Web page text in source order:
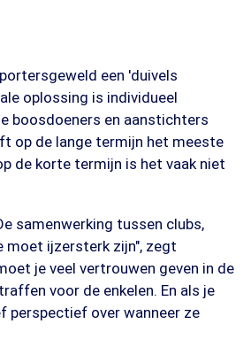
een 'duivels
oplossing is individueel
boosdoeners en aanstichters
op de lange termijn het meeste
de korte termijn is het vaak niet
samenwerking tussen clubs,
moet ijzersterk zijn", zegt
je veel vertrouwen geven in de
voor de enkelen. En als je
perspectief over wanneer ze